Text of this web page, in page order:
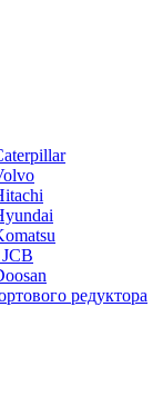
редуктора